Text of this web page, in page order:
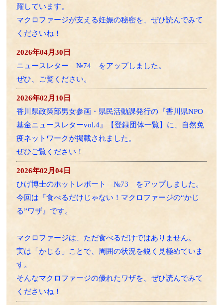
躍しています。
マクロファージが支える妊娠の秘密を、ぜひ読んでみて
くださいね！
2026年04月30日
ニュースレター №74 をアップしました。
ぜひ、ご覧ください。
2026年02月10日
香川県政策部男女参画・県民活動課発行の『香川県NPO
基金ニュースレターvol.4』【登録団体一覧】に、自然免
疫ネットワークが掲載されました。
ぜひご覧ください！
2026年02月04日
ひげ博士のホットレポート №73 をアップしました。
今回は『食べるだけじゃない！マクロファージの“かじ
る”ワザ』です。
マクロファージは、ただ食べるだけではありません。
実は「かじる」ことで、周囲の状況を鋭く見極めていま
す。
そんなマクロファージの優れたワザを、ぜひ読んでみて
くださいね！